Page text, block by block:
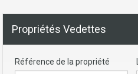
Propriétés Vedettes
Référence de la propriété